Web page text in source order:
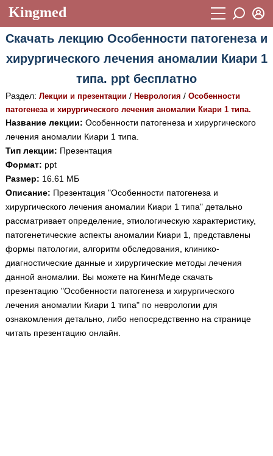
Kingmed
Учебный материал
Видеогалерея 899
Истории болезней 1268
Лекции и презентации 2474
Аккредитационные тесты
Методические рекомендации
Научно-популярное
Статьи
Новости
Медицинская стандартизация
Нормативы экстренной и неотложной помощи
Нормы лабораторных и инструментальных
исследований
Восстановить пароль
Регистрация
Скачать лекцию Особенности патогенеза и
хирургического лечения аномалии Киари 1
типа. ppt бесплатно
Раздел: Лекции и презентации/ Неврология / Особенности
патогенеза и хирургического лечения аномалии Киари 1 типа.
Название лекции: Особенности патогенеза и хирургического
лечения аномалии Киари 1 типа.
Тип лекции: Презентация
Формат: ppt
Размер: 16.61 МБ
Описание: Презентация "Особенности патогенеза и
хирургического лечения аномалии Киари 1 типа" детально
рассматривает определение, этиологическую характеристику,
патогенетические аспекты аномалии Киари 1, представлены
формы патологии, алгоритм обследования, клинико-
диагностические данные и хирургические методы лечения
данной аномалии. Вы можете на КингМеде скачать
презентацию "Особенности патогенеза и хирургического
лечения аномалии Киари 1 типа" по неврологии для
ознакомления детально, либо непосредственно на странице
читать презентацию онлайн.